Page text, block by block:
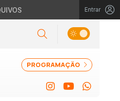
Entrar
PROGRAMAÇÃO